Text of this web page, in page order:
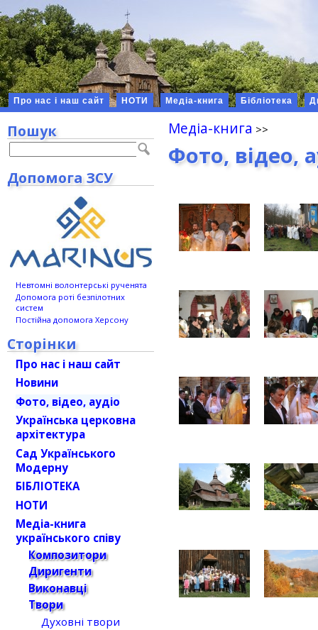
Про нас і наш сайт НОТИ Медіа-книга Бібліотека
Медіа-книга
Фото, відео,
Пошук
Допомога ЗСУ
Невтомні волонтерські рученята
Допомога роті безпілотних
систем
Постійна допомога Херсону
Сторінки
Про нас і наш сайт
Новини
Фото, відео, аудіо
Українська церковна
архітектура
Сад Українського
Модерну
БІБЛІОТЕКА
НОТИ
Медіа-книга
українського співу
Композитори
Диригенти
Виконавці
Твори
Духовні твори